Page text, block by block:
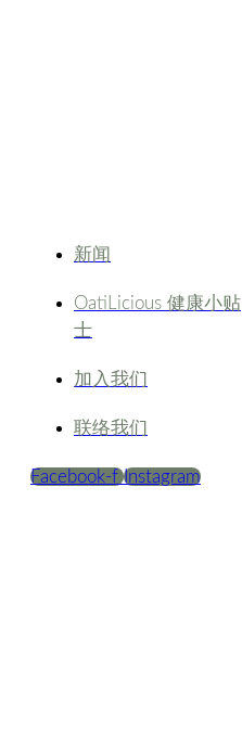
新闻
OatiLicious 健康小贴
士
加入我们
联络我们
Facebook-f Instagram